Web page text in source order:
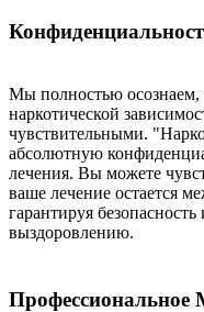
Мы полностью осознаем,
наркотической
чувствительными.
абсолютную
лечения. Вы можете
ваше лечение остается
гарантируя
выздоровлению.
Профессиональное